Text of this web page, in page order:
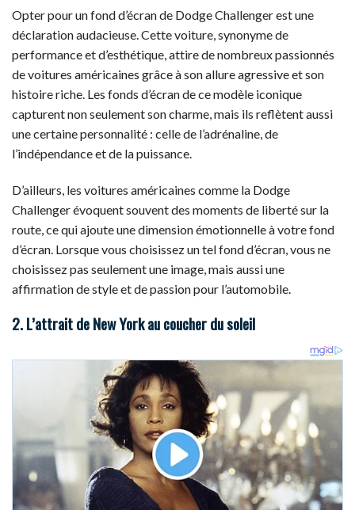
Opter pour un fond d’écran de Dodge Challenger est une
déclaration audacieuse. Cette voiture, synonyme de
performance et d’esthétique, attire de nombreux passionnés
de voitures américaines grâce à son allure agressive et son
histoire riche. Les fonds d’écran de ce modèle iconique
capturent non seulement son charme, mais ils reflètent aussi
une certaine personnalité : celle de l’adrénaline, de
l’indépendance et de la puissance.
D’ailleurs, les voitures américaines comme la Dodge
Challenger évoquent souvent des moments de liberté sur la
route, ce qui ajoute une dimension émotionnelle à votre fond
d’écran. Lorsque vous choisissez un tel fond d’écran, vous ne
choisissez pas seulement une image, mais aussi une
affirmation de style et de passion pour l’automobile.
2. L’attrait de New York au coucher du soleil